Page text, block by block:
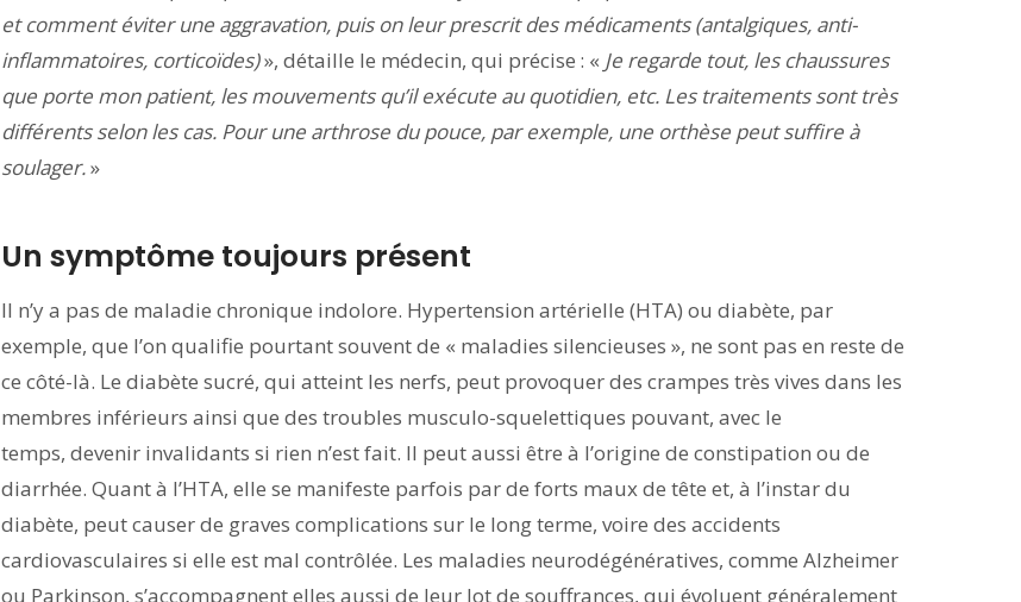
et comment éviter une aggravation, puis on leur prescrit des médicaments (antalgiques, anti-
inflammatoires, corticoïdes)», détaille le médecin, qui précise : « Je regarde tout, les chaussures
que porte mon patient, les mouvements qu’il exécute au quotidien, etc. Les traitements sont très
différents selon les cas. Pour une arthrose du pouce, par exemple, une orthèse peut suffire à
soulager.»
Un symptôme toujours présent
Il n’y a pas de maladie chronique indolore. Hypertension artérielle (HTA) ou diabète, par
exemple, que l’on qualifie pourtant souvent de « maladies silencieuses », ne sont pas en reste de
ce côté-là. Le diabète sucré, qui atteint les nerfs, peut provoquer des crampes très vives dans les
membres inférieurs ainsi que des troubles musculo-squelettiques pouvant, avec le
temps, devenir invalidants si rien n’est fait. Il peut aussi être à l’origine de constipation ou de
diarrhée. Quant à l’HTA, elle se manifeste parfois par de forts maux de tête et, à l’instar du
diabète, peut causer de graves complications sur le long terme, voire des accidents
cardiovasculaires si elle est mal contrôlée. Les maladies neurodégénératives, comme Alzheimer
ou Parkinson, s’accompagnent elles aussi de leur lot de souffrances, qui évoluent généralement